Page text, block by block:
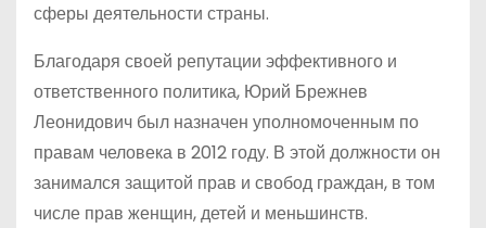
сферы деятельности страны.
Благодаря своей репутации эффективного и
ответственного политика, Юрий Брежнев
Леонидович был назначен уполномоченным по
правам человека в 2012 году. В этой должности он
занимался защитой прав и свобод граждан, в том
числе прав женщин, детей и меньшинств.